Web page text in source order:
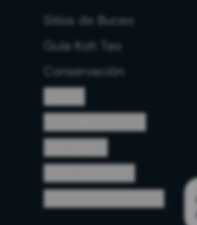
Sitios de Buceo
Guía Koh Tao
Conservación